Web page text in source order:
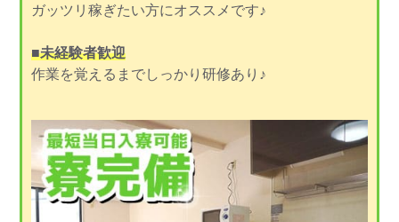
ガッツリ稼ぎたい方にオススメです♪
■未経験者歓迎
作業を覚えるまでしっかり研修あり♪